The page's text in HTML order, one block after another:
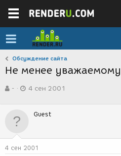
Обсуждение сайта
Не менее
в
р
-
а
д
4 сен 2001
Guest
4 сен 2001